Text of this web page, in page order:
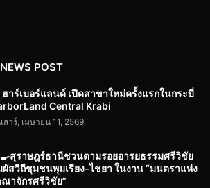
POST
ฮาร์เบอร์แลนด์ เปิดสาขาใหม่ครั้งแรกในกระบี่
Central Krabi
สาร์, เมษายน 11, 2569
สุราษฎร์ธานีชวนตามรอยอารยธรรมศรีวิชัย
ผัสวิถีชุมชนพุมเรียง–ไชยา ในงาน “มนตราแห่ง
ณาจักรศรีวิชัย”